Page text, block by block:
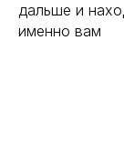
дальше и
именно вам